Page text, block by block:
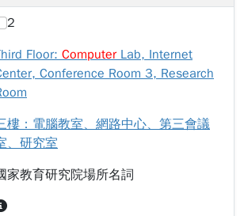
2
Floor: ComputerLab, Internet
Conference Room 3, Research
樓：電腦教室、網路中心、第三會議
、研究室
家教育研究院場所名詞